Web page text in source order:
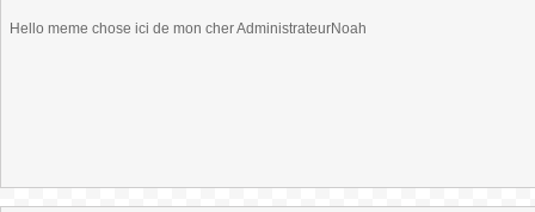
Hello meme chose ici de mon cher AdministrateurNoah